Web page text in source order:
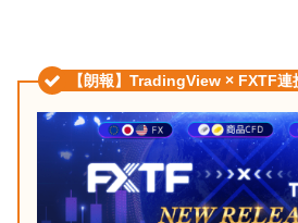
【朗報】TradingView × FXTF連